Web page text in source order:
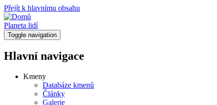
Přejít k hlavnímu obsahu
Planeta lidí
Toggle navigation
Hlavní navigace
Kmeny
Databáze kmenů
Články
Galerie